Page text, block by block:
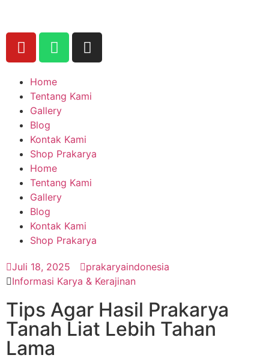
Home
Tentang Kami
Gallery
Blog
Kontak Kami
Shop Prakarya
Home
Tentang Kami
Gallery
Blog
Kontak Kami
Shop Prakarya
Juli 18, 2025
prakaryaindonesia
Informasi Karya & Kerajinan
Tips Agar Hasil Prakarya
Tanah Liat Lebih Tahan
Lama